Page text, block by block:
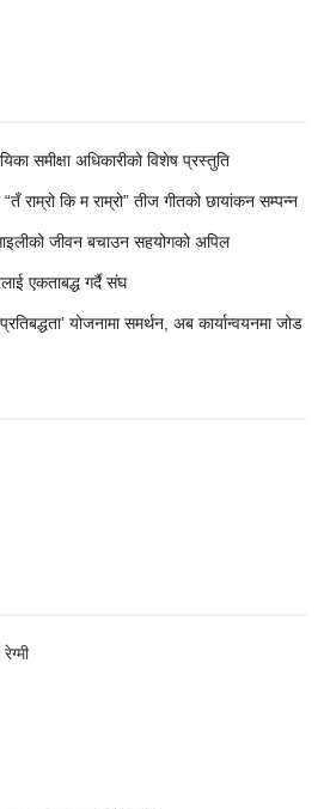
समीक्षा अधिकारीको विशेष प्रस्तुति
राम्रो कि म राम्रो” तीज गीतको छायांकन सम्पन्न
जीवन बचाउन सहयोगको अपिल
एकताबद्ध गर्दै संघ
योजनामा समर्थन, अब कार्यान्वयनमा जोड